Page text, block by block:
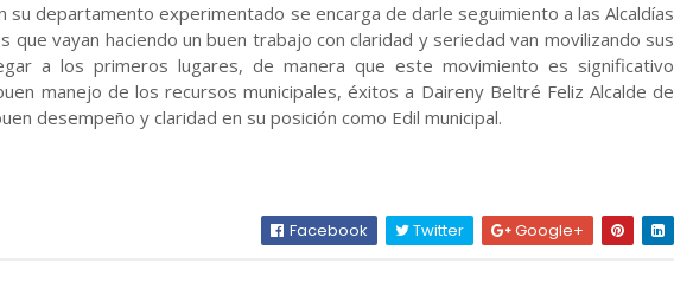
su departamento experimentado se encarga de darle seguimiento a las Alcaldías
que vayan haciendo un buen trabajo con claridad y seriedad van movilizando sus
a los primeros lugares, de manera que este movimiento es significativo
manejo de los recursos municipales, éxitos a Daireny Beltré Feliz Alcalde de
desempeño y claridad en su posición como Edil municipal.
Facebook Twitter Google+